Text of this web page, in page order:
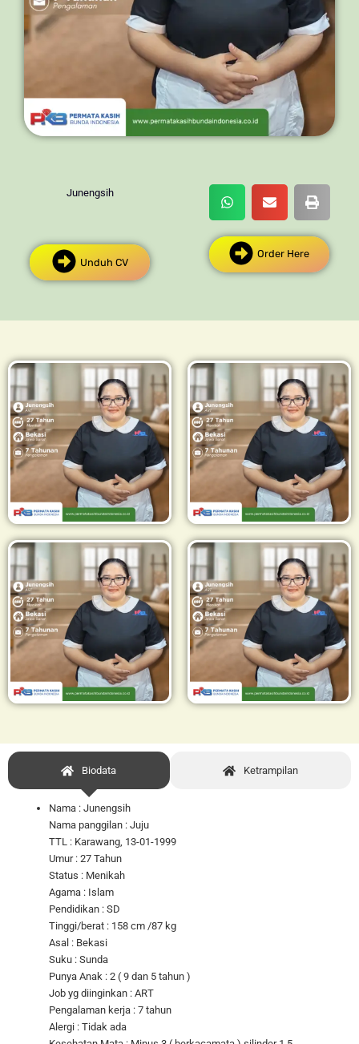
Junengsih
Unduh CV
Order Here
Biodata Ketrampilan
Nama : Junengsih
Nama panggilan : Juju
TTL : Karawang, 13-01-1999
Umur : 27 Tahun
Status : Menikah
Agama : Islam
Pendidikan : SD
Tinggi/berat : 158 cm /87 kg
Asal : Bekasi
Suku : Sunda
Punya Anak : 2 ( 9 dan 5 tahun )
Job yg diinginkan : ART
Pengalaman kerja : 7 tahun
Alergi : Tidak ada